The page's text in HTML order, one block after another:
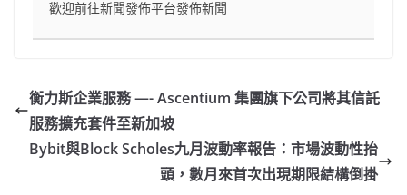
歡迎前往新聞發佈平台發佈新聞
衡力斯企業服務 —- Ascentium 集團旗下公司將其信託
服務擴充套件至新加坡
Bybit與Block Scholes九月波動率報告：市場波動性抬
頭，數月來首次出現期限結構倒掛